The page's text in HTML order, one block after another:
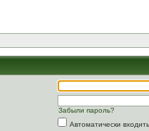
Забыли пароль?
Автоматически